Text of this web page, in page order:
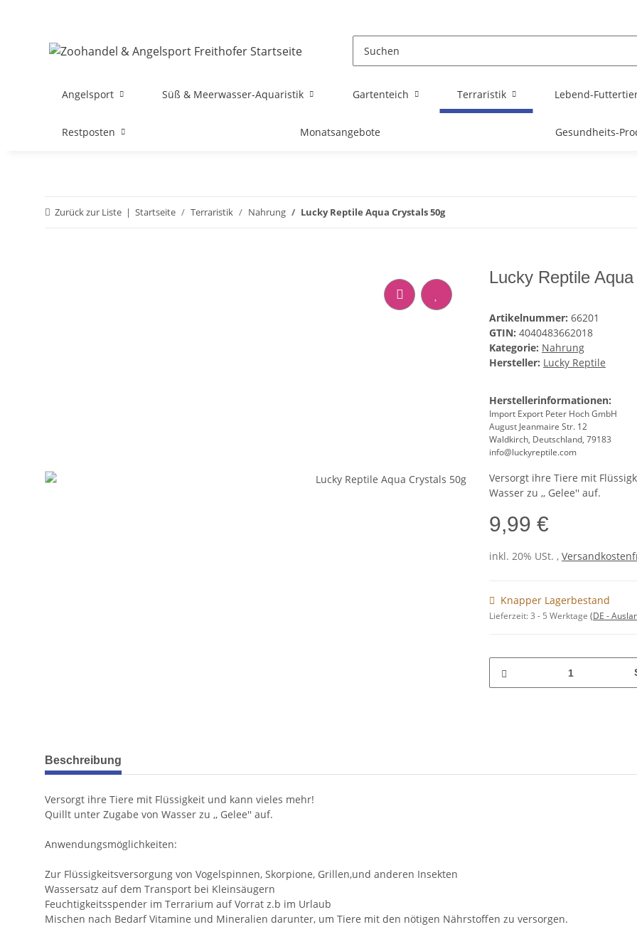
Angelsport Süß & Meerwasser-Aquaristik Gartenteich Terraristik Lebend-
Restposten Monatsangebote Gesundheits-
Zurück zur Liste Startseite Terraristik Nahrung Lucky Reptile Aqua Crystals 50g
Lucky Reptile
Artikelnummer: 66201
GTIN: 4040483662018
Kategorie: Nahrung
Hersteller: Lucky Reptile
Herstellerinformationen:
Import Export Peter Hoch GmbH
August Jeanmaire Str. 12
Waldkirch, Deutschland, 79183
info@luckyreptile.com
Versorgt ihre Tiere mit
Wasser zu ,, Gelee'' auf.
9,99 €
inkl. 20% USt. ,
Knapper Lagerbestand
Lieferzeit:3 - 5 Werktage (DE -
weitere Registerkarten anzeigen
Beschreibung
Versorgt ihre Tiere mit Flüssigkeit und kann vieles mehr!
Quillt unter Zugabe von Wasser zu ,, Gelee'' auf.
Anwendungsmöglichkeiten:
Zur Flüssigkeitsversorgung von Vogelspinnen, Skorpione, Grillen,und anderen Insekten
Wassersatz auf dem Transport bei Kleinsäugern
Feuchtigkeitsspender im Terrarium auf Vorrat z.b im Urlaub
Mischen nach Bedarf Vitamine und Mineralien darunter, um Tiere mit den nötigen Nährstoffen zu versorgen.